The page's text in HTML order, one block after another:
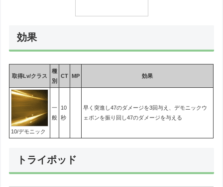
効果
取得Lv/クラス
種
別
CT MP 効果
10/デモニック
一
般
10
秒
早く突進し47のダメージを3回与え、デモニックウ
ェポンを振り回し47のダメージを与える
トライポッド